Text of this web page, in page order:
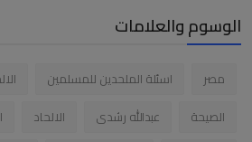
الوسوم والعلامات
مصر اسئلة الملحدين للمسلمين
الصيحة
عبدالله رشدى الالحاد